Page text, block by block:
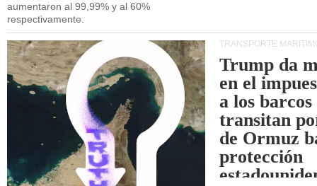
aumentaron al 99,99% y al 60%
respectivamente.
TRANSPORTE
Trump da
en el
a los barcos
transitan
de Ormuz
protección